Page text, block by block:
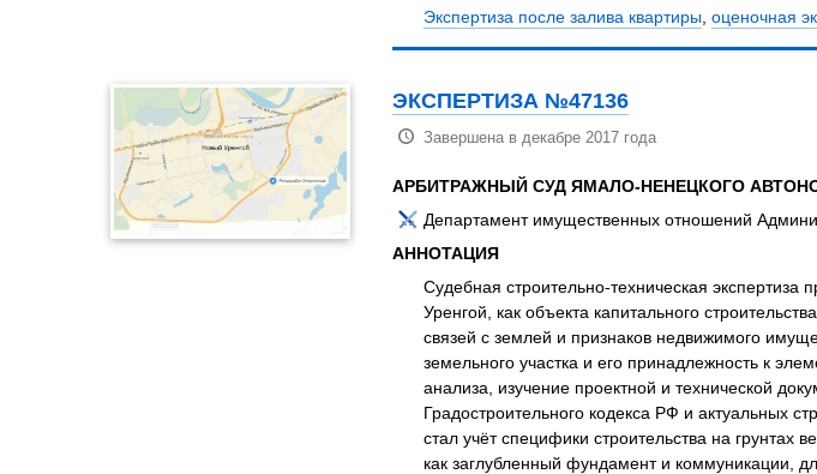
Экспертиза после залива квартиры, оценочная
ЭКСПЕРТИЗА №47136
Завершена в декабре 2017 года
АРБИТРАЖНЫЙ СУД ЯМАЛО-НЕНЕЦКОГО
Департамент имущественных отношений
АННОТАЦИЯ
Судебная строительно-техническая
Уренгой, как объекта капитального
связей с землей и признаков недвижимого
земельного участка и его принадлежность к
анализа, изучение проектной и технической
Градостроительного кодекса РФ и актуальных
стал учёт специфики строительства на грунтах
как заглубленный фундамент и коммуникации,